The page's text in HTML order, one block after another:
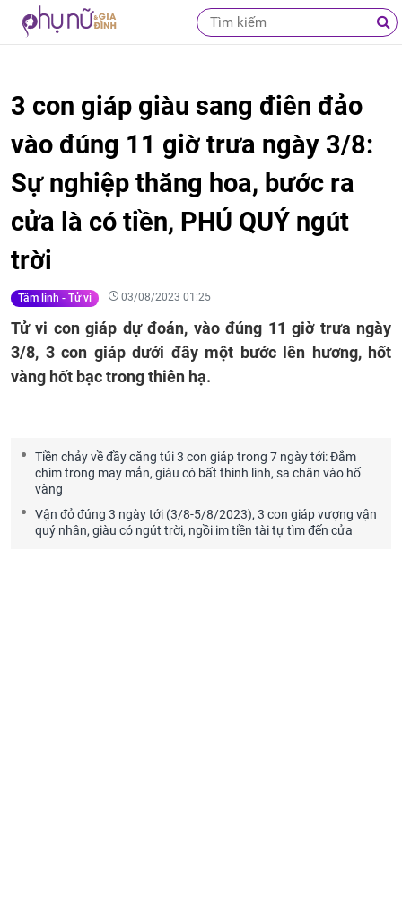
3 con giáp giàu sang điên đảo
vào đúng 11 giờ trưa ngày 3/8:
Sự nghiệp thăng hoa, bước ra
cửa là có tiền, PHÚ QUÝ ngút
trời
Tâm linh - Tử vi 03/08/2023 01:25
Tử vi con giáp dự đoán, vào đúng 11 giờ trưa ngày
3/8, 3 con giáp dưới đây một bước lên hương, hốt
vàng hốt bạc trong thiên hạ.
Tiền chảy về đầy căng túi 3 con giáp trong 7 ngày tới: Đắm
chìm trong may mắn, giàu có bất thình lình, sa chân vào hố
vàng
Vận đỏ đúng 3 ngày tới (3/8-5/8/2023), 3 con giáp vượng vận
quý nhân, giàu có ngút trời, ngồi im tiền tài tự tìm đến cửa